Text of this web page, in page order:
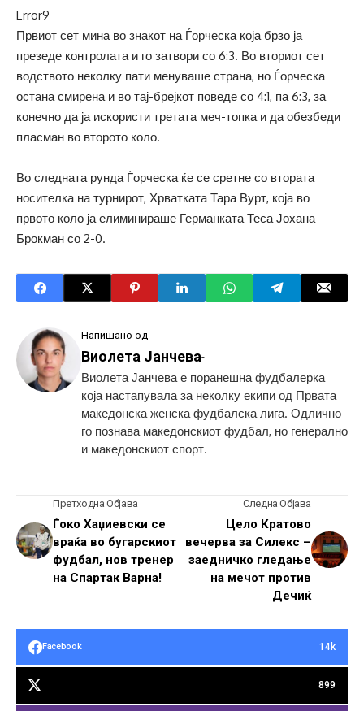
Error9
Првиот сет мина во знакот на Ѓорческа која брзо ја
презеде контролата и го затвори со 6:3. Во вториот сет
водството неколку пати менуваше страна, но Ѓорческа
остана смирена и во тај-брејкот поведе со 4:1, па 6:3, за
конечно да ја искористи третата меч-топка и да обезбеди
пласман во второто коло.
Во следната рунда Ѓорческа ќе се сретне со втората
носителка на турнирот, Хрватката Тара Вурт, која во
првото коло ја елиминираше Германката Теса Јохана
Брокман со 2-0.
Напишано од
Виолета Јанчева-
Виолета Јанчева е поранешна фудбалерка
која настапувала за неколку екипи од Првата
македонска женска фудбалска лига. Одлично
го познава македонскиот фудбал, но генерално
и македонскиот спорт.
Претходна Објава
Ѓоко Хаџиевски се
враќа во бугарскиот
фудбал, нов тренер
на Спартак Варна!
Следна Објава
Цело Кратово
вечерва за Силекс –
заедничко гледање
на мечот против
Дечиќ
Facebook 14k
899